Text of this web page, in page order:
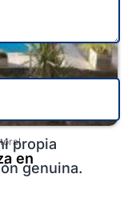
en
propia
genuina.